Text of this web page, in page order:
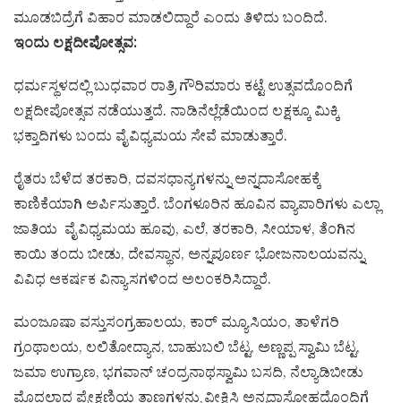
ಮೂಡಬಿದ್ರೆಗೆ ವಿಹಾರ ಮಾಡಲಿದ್ದಾರೆ ಎಂದು ತಿಳಿದು ಬಂದಿದೆ.
ಇಂದು ಲಕ್ಷದೀಪೋತ್ಸವ:
ಧರ್ಮಸ್ಥಳದಲ್ಲಿ ಬುಧವಾರ ರಾತ್ರಿ ಗೌರಿಮಾರು ಕಟ್ಟೆ ಉತ್ಸವದೊಂದಿಗೆ
ಲಕ್ಷದೀಪೋತ್ಸವ ನಡೆಯುತ್ತದೆ. ನಾಡಿನೆಲ್ಲೆಡೆಯಿಂದ ಲಕ್ಷಕ್ಕೂ ಮಿಕ್ಕಿ
ಭಕ್ತಾದಿಗಳು ಬಂದು ವೈವಿಧ್ಯಮಯ ಸೇವೆ ಮಾಡುತ್ತಾರೆ.
ರೈತರು ಬೆಳೆದ ತರಕಾರಿ, ದವಸಧಾನ್ಯಗಳನ್ನು ಅನ್ನದಾಸೋಹಕ್ಕೆ
ಕಾಣಿಕೆಯಾಗಿ ಅರ್ಪಿಸುತ್ತಾರೆ. ಬೆಂಗಳೂರಿನ ಹೂವಿನ ವ್ಯಾಪಾರಿಗಳು ಎಲ್ಲಾ
ಜಾತಿಯ ವೈವಿಧ್ಯಮಯ ಹೂವು, ಎಲೆ, ತರಕಾರಿ, ಸೀಯಾಳ, ತೆಂಗಿನ
ಕಾಯಿ ತಂದು ಬೀಡು, ದೇವಸ್ಥಾನ, ಅನ್ನಪೂರ್ಣ ಭೋಜನಾಲಯವನ್ನು
ವಿವಿಧ ಆಕರ್ಷಕ ವಿನ್ಯಾಸಗಳಿಂದ ಅಲಂಕರಿಸಿದ್ದಾರೆ.
ಮಂಜೂಷಾ ವಸ್ತುಸಂಗ್ರಹಾಲಯ, ಕಾರ್ ಮ್ಯೂಸಿಯಂ, ತಾಳೆಗರಿ
ಗ್ರಂಥಾಲಯ, ಲಲಿತೋದ್ಯಾನ, ಬಾಹುಬಲಿ ಬೆಟ್ಟ, ಅಣ್ಣಪ್ಪ ಸ್ವಾಮಿ ಬೆಟ್ಟ,
ಜಮಾ ಉಗ್ರಾಣ, ಭಗವಾನ್ ಚಂದ್ರನಾಥಸ್ವಾಮಿ ಬಸದಿ, ನೆಲ್ಯಾಡಿಬೀಡು